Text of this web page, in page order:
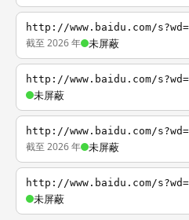
http://www.baidu.com/
截至 2026 年 未屏蔽
http://www.baidu.com/
未屏蔽
http://www.baidu.com/
截至 2026 年 未屏蔽
http://www.baidu.com/
未屏蔽